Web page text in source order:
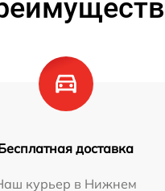
доставка
курьер в Нижнем